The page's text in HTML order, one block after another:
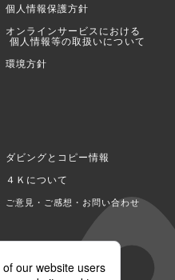
個人情報保護方針
オンラインサービスにおける
個人情報等の取扱いについて
環境方針
ダビングとコピー情報
４Ｋについて
ご意見・ご感想・お問い合わせ
テレ朝チャンネル